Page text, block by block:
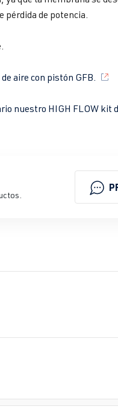
pérdida de potencia.
aire con pistón GFB.
nuestro HIGH FLOW kit